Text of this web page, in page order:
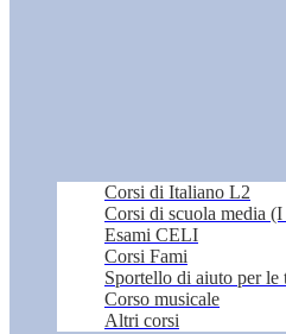
Corsi di Italiano L2
Corsi di scuola media
Esami CELI
Corsi Fami
Sportello di aiuto per
Corso musicale
Altri corsi